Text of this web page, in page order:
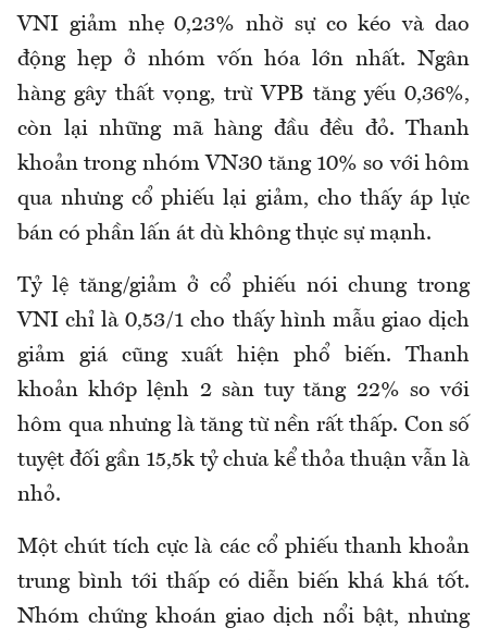
VNI giảm nhẹ 0,23% nhờ sự co kéo và dao
động hẹp ở nhóm vốn hóa lớn nhất. Ngân
hàng gây thất vọng, trừ VPB tăng yếu 0,36%,
còn lại những mã hàng đầu đều đỏ. Thanh
khoản trong nhóm VN30 tăng 10% so với hôm
qua nhưng cổ phiếu lại giảm, cho thấy áp lực
bán có phần lấn át dù không thực sự mạnh.
Tỷ lệ tăng/giảm ở cổ phiếu nói chung trong
VNI chỉ là 0,53/1 cho thấy hình mẫu giao dịch
giảm giá cũng xuất hiện phổ biến. Thanh
khoản khớp lệnh 2 sàn tuy tăng 22% so với
hôm qua nhưng là tăng từ nền rất thấp. Con số
tuyệt đối gần 15,5k tỷ chưa kể thỏa thuận vẫn là
nhỏ.
Một chút tích cực là các cổ phiếu thanh khoản
trung bình tới thấp có diễn biến khá khá tốt.
Nhóm chứng khoán giao dịch nổi bật, nhưng